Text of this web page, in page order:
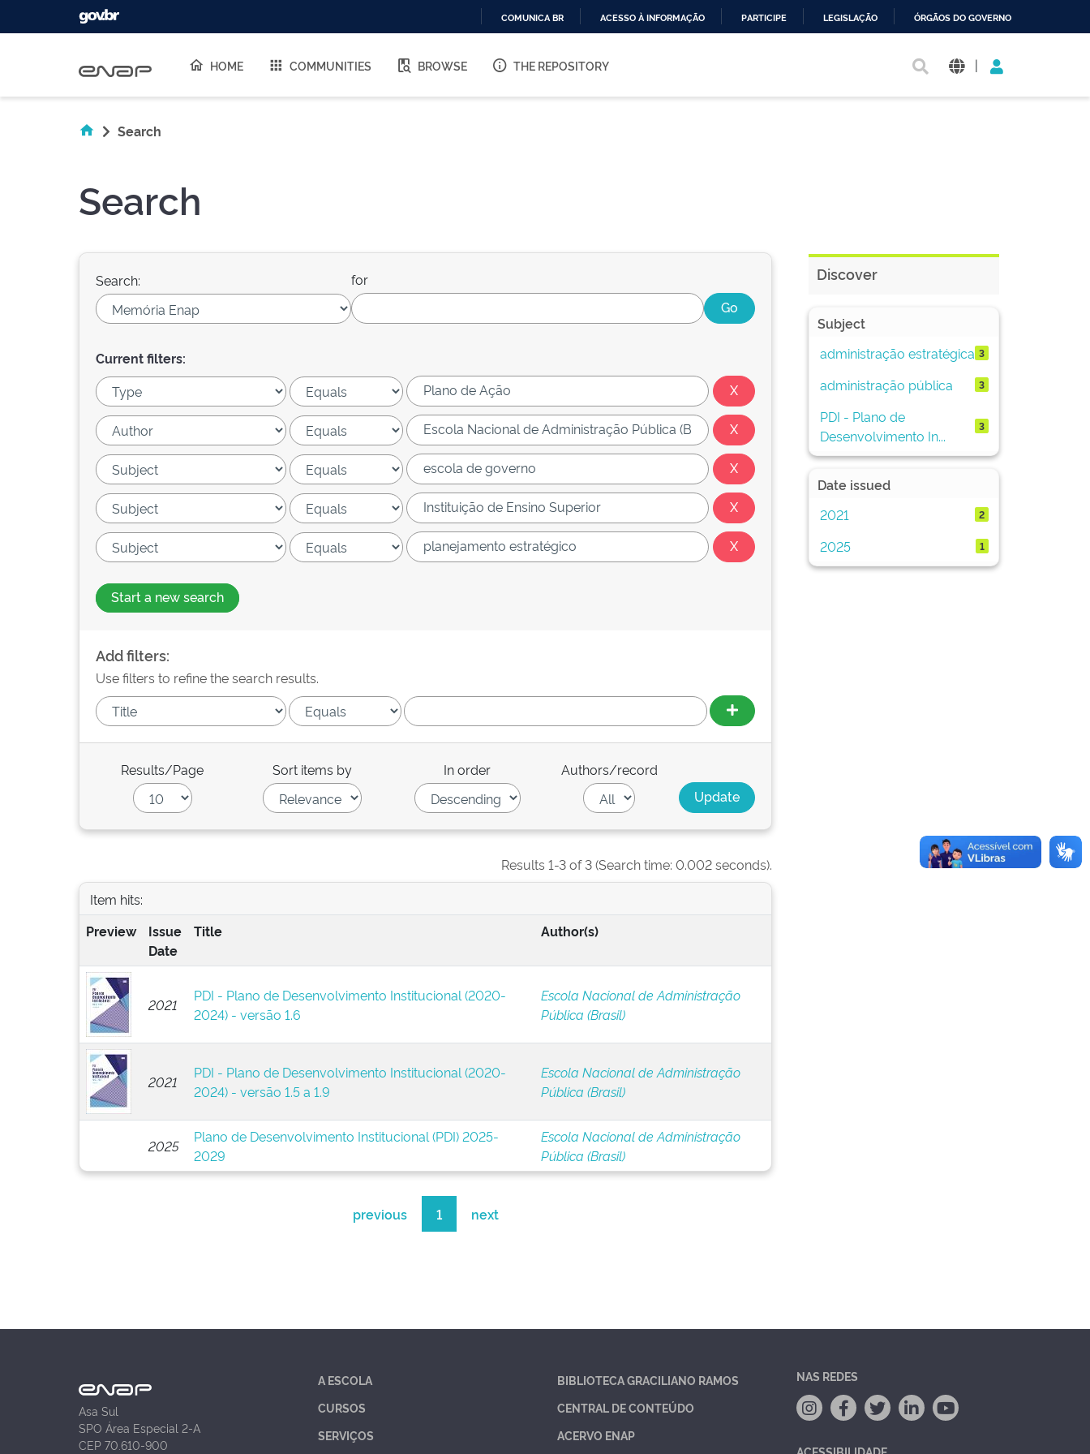
O
COMUNICA BR ACESSO À INFORMAÇÃO PARTICIPE LEGISLAÇÃO ÓRGÃOS DO GOVERNO
HOME COMMUNITIES BROWSE THE REPOSITORY |
Search
Search
Search: for
Current filters:
Start a new search
Add filters:
Use filters to refine the search results.
Results/Page Sort items by In order Authors/record
Results 1-3 of 3 (Search time: 0.002 seconds).
Item hits:
Preview
Issue
Date
Title Author(s)
2021
PDI - Plano de Desenvolvimento Institucional (2020-
2024) - versão 1.6
Escola Nacional de Administração
Pública (Brasil)
2021
PDI - Plano de Desenvolvimento Institucional (2020-
2024) - versão 1.5 a 1.9
Escola Nacional de Administração
Pública (Brasil)
2025
Plano de Desenvolvimento Institucional (PDI) 2025-
2029
Escola Nacional de Administração
Pública (Brasil)
previous 1 next
Discover
Subject
administração estratégica 3
administração pública 3
PDI - Plano de
Desenvolvimento In...
3
Date issued
2021
2
2025 1
Asa Sul
SPO Área Especial 2-A
CEP 70.610-900
A ESCOLA
CURSOS
SERVIÇOS
BIBLIOTECA GRACILIANO RAMOS
CENTRAL DE CONTEÚDO
ACERVO ENAP
NAS REDES